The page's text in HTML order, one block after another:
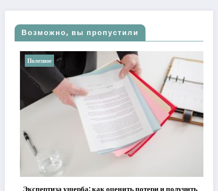
Возможно, вы пропустили
Полезное
Экспертиза ущерба: как оценить потери и получить